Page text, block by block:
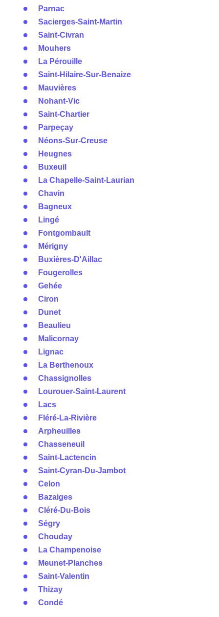
Parnac
Sacierges-Saint-Martin
Saint-Civran
Mouhers
La Pérouille
Saint-Hilaire-Sur-Benaize
Mauvières
Nohant-Vic
Saint-Chartier
Parpeçay
Néons-Sur-Creuse
Heugnes
Buxeuil
La Chapelle-Saint-Laurian
Chavin
Bagneux
Lingé
Fontgombault
Mérigny
Buxières-D'Aillac
Fougerolles
Gehée
Ciron
Dunet
Beaulieu
Malicornay
Lignac
La Berthenoux
Chassignolles
Lourouer-Saint-Laurent
Lacs
Fléré-La-Rivière
Arpheuilles
Chasseneuil
Saint-Lactencin
Saint-Cyran-Du-Jambot
Celon
Bazaiges
Cléré-Du-Bois
Ségry
Chouday
La Champenoise
Meunet-Planches
Saint-Valentin
Thizay
Condé